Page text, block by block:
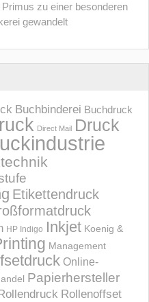
zu einer besonderen
gewandelt
Buchbinderei Buchdruck
Direct Mail Druck
Etikettendruck
HP Indigo Inkjet Koenig &
Management
Online-
Papierhersteller
Rollenoffset